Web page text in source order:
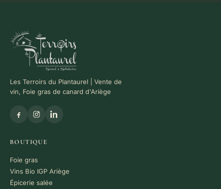
Les Terroirs du Plantaurel | Vente de
vin, Foie gras de canard d'Ariège
BOUTIQUE
Foie gras
Vins Bio IGP Ariège
Épicerie salée